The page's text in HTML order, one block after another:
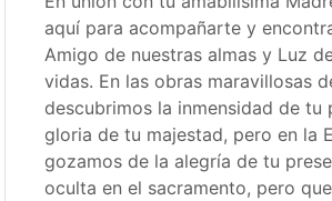
aquí para acompañarte y
Amigo de nuestras almas y Luz
vidas. En las obras maravillosas
descubrimos la inmensidad de tu
gloria de tu majestad, pero en la
gozamos de la alegría de tu
oculta en el sacramento, pero